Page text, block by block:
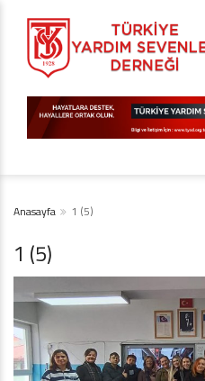
Anasayfa 1 (5)
1 (5)